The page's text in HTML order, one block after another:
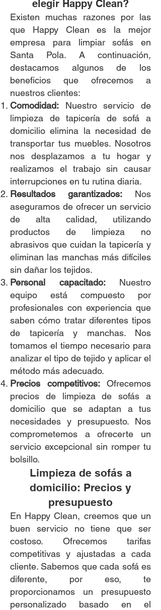
elegir Happy Clean?
Existen muchas razones por las
que Happy Clean es la mejor
empresa para limpiar sofás en
Santa Pola. A continuación,
destacamos algunos de los
beneficios que ofrecemos a
nuestros clientes:
Comodidad: Nuestro servicio de
limpieza de tapicería de sofá a
domicilio elimina la necesidad de
transportar tus muebles. Nosotros
nos desplazamos a tu hogar y
realizamos el trabajo sin causar
interrupciones en tu rutina diaria.
Resultados garantizados: Nos
aseguramos de ofrecer un servicio
de alta calidad, utilizando
productos de limpieza no
abrasivos que cuidan la tapicería y
eliminan las manchas más difíciles
sin dañar los tejidos.
Personal capacitado:Nuestro
equipo está compuesto por
profesionales con experiencia que
saben cómo tratar diferentes tipos
de tapicería y manchas. Nos
tomamos el tiempo necesario para
analizar el tipo de tejido y aplicar el
método más adecuado.
Precios competitivos:Ofrecemos
precios de limpieza de sofás a
domicilio que se adaptan a tus
necesidades y presupuesto. Nos
comprometemos a ofrecerte un
servicio excepcional sin romper tu
bolsillo.
Limpieza de sofás a
domicilio: Precios y
presupuesto
En Happy Clean, creemos que un
buen servicio no tiene que ser
costoso. Ofrecemos tarifas
competitivas y ajustadas a cada
cliente. Sabemos que cada sofá es
diferente, por eso, te
proporcionamos un presupuesto
personalizado basado en el